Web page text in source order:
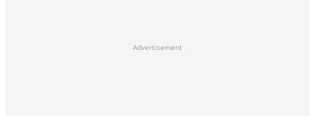
Advertisement